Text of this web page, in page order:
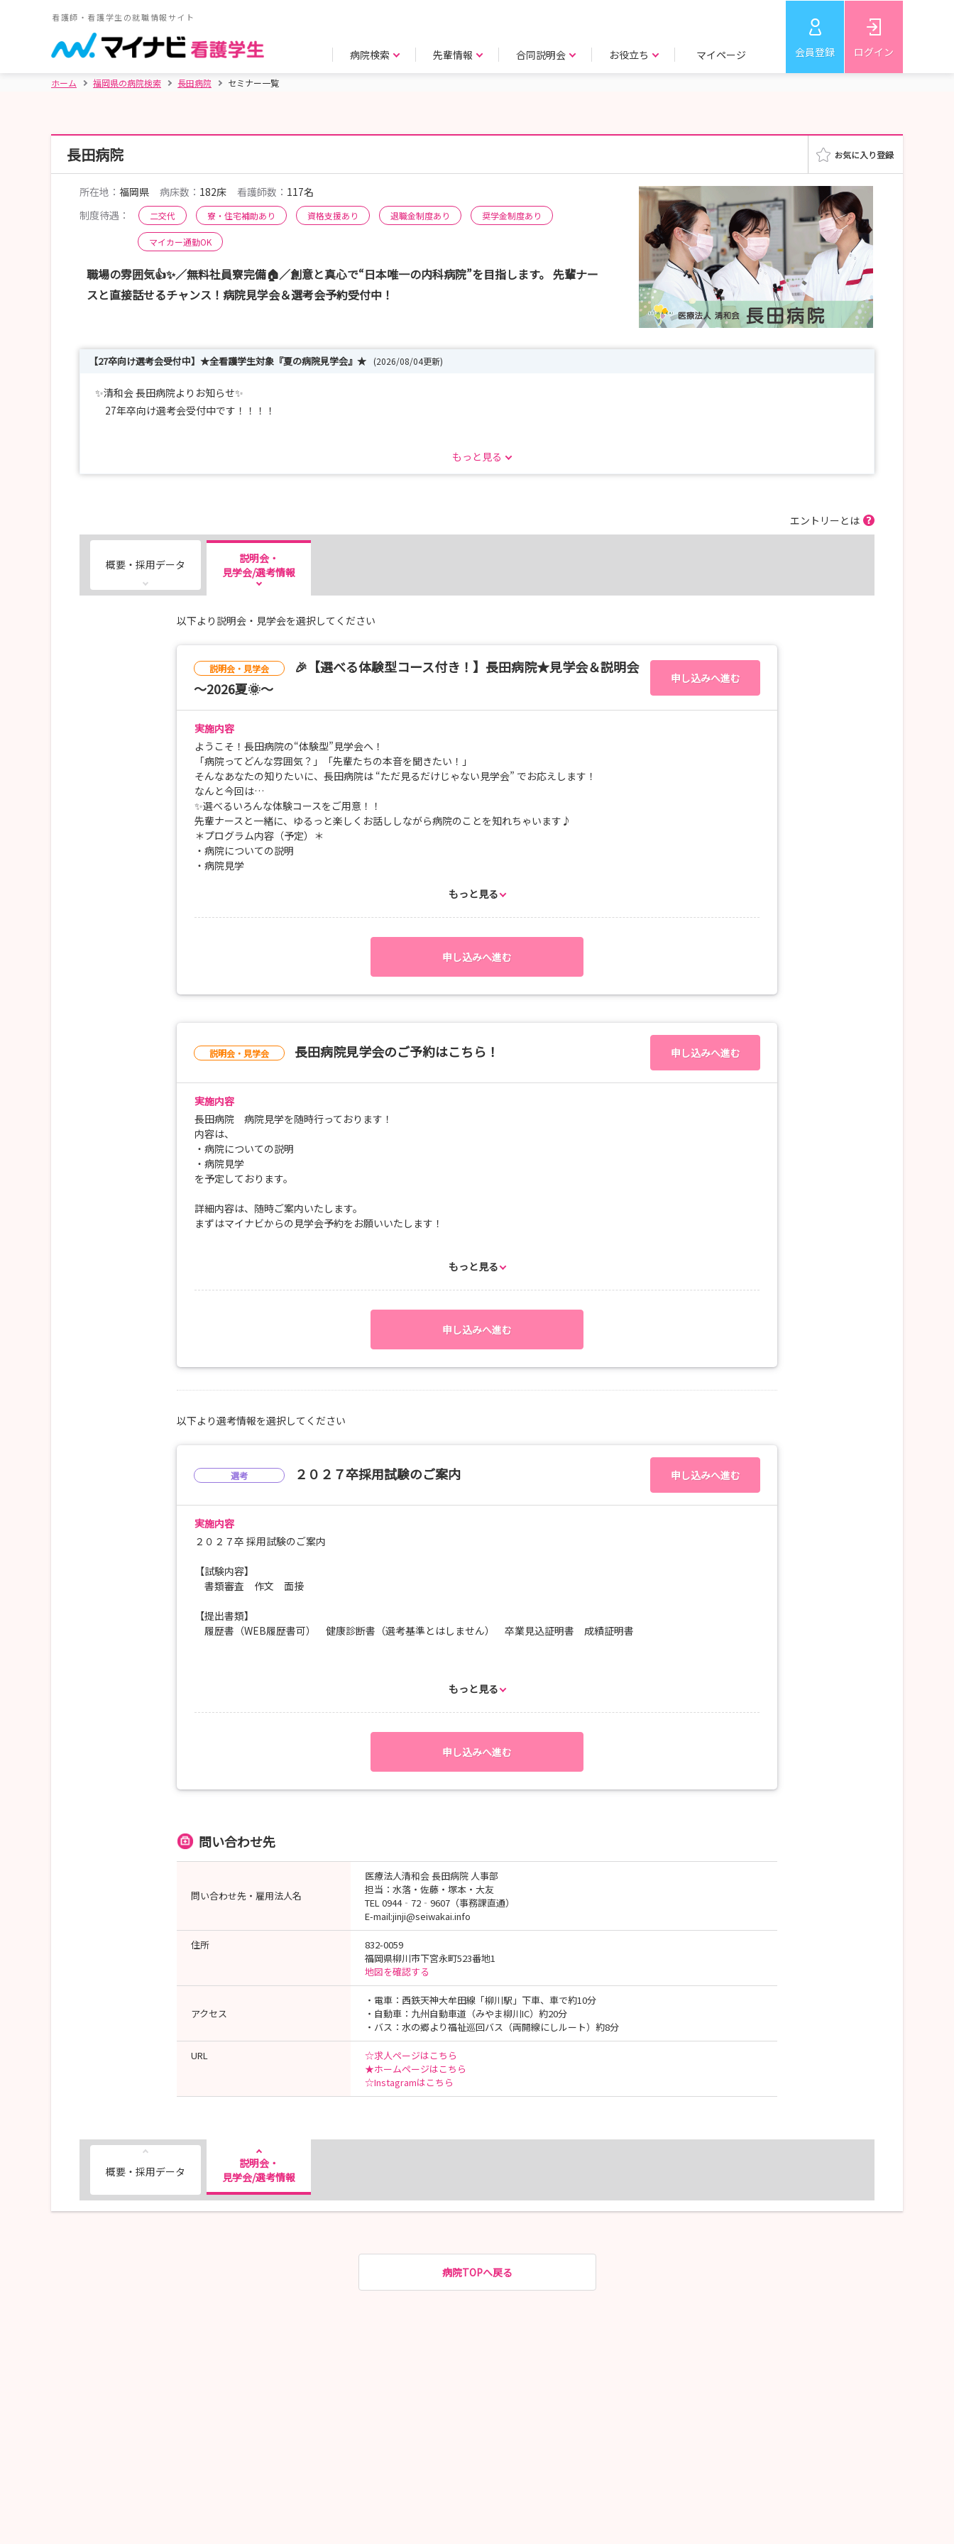
看護師・看護学生の就職情報サイト
病院検索 先輩情報 合同説明会 お役立ち マイページ 会員登録 ログイン
ホーム 福岡県の病院検索 長田病院 セミナー一覧
長田病院
所在地： 福岡県 病床数： 182床 看護師数： 117名
制度待遇：
二交代 寮・住宅補助あり 資格支援あり 退職金制度あり 奨学金制度あり
マイカー通勤OK
職場の雰囲気👍✨／無料社員寮完備🏠／創意と真心で“日本唯一の内科病院”を目指します。 先輩ナー
スと直接話せるチャンス！病院見学会＆選考会予約受付中！
【27卒向け選考会受付中】★全看護学生対象『夏の病院見学会』★ (2026/08/04更新)
✨清和会 長田病院よりお知らせ✨
27年卒向け選考会受付中です！！！！
「患者さん一人ひとりとしっかり向き合える環境で成長したい」
そんな想いをお持ちの方、ぜひ私たちにあなたの夢をお聞かせください。
📝【選考会について】
・内容：書類選考、筆記試験（作文）、面接
・日程：個別に調整いたします
※ご希望の日程をお気軽にご相談ください。
皆さまからのご応募、職員一同お待ちしております。
🏥全看護学生対象 夏の病院見学会＆説明会スケジュール
「実際の雰囲気を知りたい」「先輩のリアルな声が聞きたい」に全力で応えます！
•2026/8/1(土)、8/8（土）、8/22（土）、8/29（土）
「実際の雰囲気を知りたい」「先輩のリアルな声を聞きたい」に全力で応えるため、
長田病院ではいくつかの“選べる見学プラン”をご用意しています！
✨病院見学＋先輩ナース座談会
ただ見るだけじゃない、“体験しながら話せる”スタイルが大好評！
📩まずはマイナビよりお申し込みを！
人事部 水落（ミズオチ）
もっと見る
エントリーとは
概要・採用データ
説明会・
見学会/選考情報
以下より説明会・見学会を選択してください
説明会・見学会
🎉【選べる体験型コース付き！】長田病院★見学会＆説明会
～2026夏🌞～
申し込みへ進む
実施内容
ようこそ！長田病院の“体験型”見学会へ！
「病院ってどんな雰囲気？」「先輩たちの本音を聞きたい！」
そんなあなたの知りたいに、長田病院は “ただ見るだけじゃない見学会” でお応えします！
なんと今回は…
✨選べるいろんな体験コースをご用意！！
先輩ナースと一緒に、ゆるっと楽しくお話ししながら病院のことを知れちゃいます♪
＊プログラム内容（予定）＊
・病院についての説明
・病院見学
※開催日当日の天候や時期により、プランは随時決定します。
📩 申し込みはカンタン！
まずは マイナビからエントリー！
🏥お問い合わせ
医療法人 清和会 長田病院
人事部 水落（ミズオチ）
TEL：0944-72-9607
もっと見る
申し込みへ進む
説明会・見学会 長田病院見学会のご予約はこちら！ 申し込みへ進む
実施内容
長田病院 病院見学を随時行っております！
内容は、
・病院についての説明
・病院見学
を予定しております。
詳細内容は、随時ご案内いたします。
まずはマイナビからの見学会予約をお願いいたします！
もっと見る
申し込みへ進む
以下より選考情報を選択してください
選考 ２０２７卒採用試験のご案内 申し込みへ進む
実施内容
２０２７卒 採用試験のご案内
【試験内容】
書類審査 作文 面接
【提出書類】
履歴書（WEB履歴書可） 健康診断書（選考基準とはしません） 卒業見込証明書 成績証明書
もっと見る
申し込みへ進む
問い合わせ先
問い合わせ先・雇用法人名
医療法人清和会 長田病院 人事部
担当：水落・佐藤・塚本・大友
TEL 0944‐72‐9607（事務課直通）
E-mail:jinji@seiwakai.info
住所
832-0059
福岡県柳川市下宮永町523番地1
地図を確認する
アクセス
・電車：西鉄天神大牟田線「柳川駅」下車、車で約10分
・自動車：九州自動車道（みやま柳川IC）約20分
・バス：水の郷より福祉巡回バス（両開線にしルート）約8分
URL
☆求人ページはこちら
★ホームページはこちら
☆Instagramはこちら
概要・採用データ
説明会・
見学会/選考情報
病院TOPへ戻る